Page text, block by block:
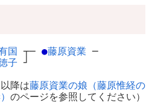
国 ┬
子 ┘
─ ●藤原資業 ─
降は藤原資業の娘（藤原惟経の
のページを参照してください）